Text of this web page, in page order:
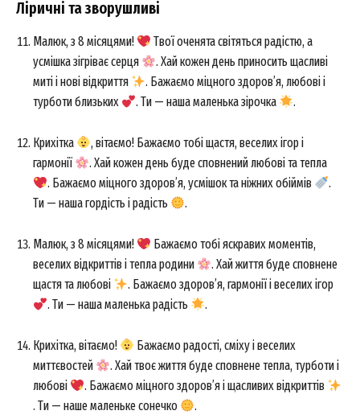
Ліричні та зворушливі
Малюк, з 8 місяцями!
Твої оченята світяться радістю, а
усмішка зігріває серця
. Хай кожен день приносить щасливі
миті і нові відкриття
. Бажаємо міцного здоров’я, любові і
турботи близьких
. Ти — наша маленька зірочка .
Крихітка
, вітаємо! Бажаємо тобі щастя, веселих ігор і
гармонії
. Хай кожен день буде сповнений любові та тепла
. Бажаємо міцного здоров’я, усмішок та ніжних обіймів
.
Ти — наша гордість і радість
.
Малюк, з 8 місяцями!
Бажаємо тобі яскравих моментів,
веселих відкриттів і тепла родини
. Хай життя буде сповнене
щастя та любові
. Бажаємо здоров’я, гармонії і веселих ігор
. Ти — наша маленька радість
.
Крихітка, вітаємо!
Бажаємо радості, сміху і веселих
миттєвостей
. Хай твоє життя буде сповнене тепла, турботи і
любові
. Бажаємо міцного здоров’я і щасливих відкриттів
. Ти — наше маленьке сонечко
.